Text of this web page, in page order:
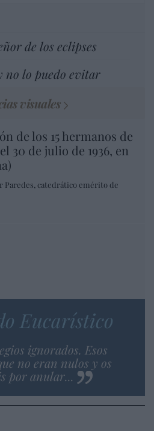
de los eclipses
no lo puedo evitar
visuales
de los 15 hermanos de
30 de julio de 1936, en
Paredes, catedrático emérito de
Eucarístico
ignorados. Esos
no eran nulos y os
por anular...